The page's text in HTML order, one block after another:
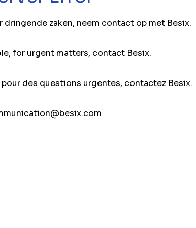
zaken, neem contact op met Besix.
for urgent matters, contact Besix.
des questions urgentes, contactez Besix.